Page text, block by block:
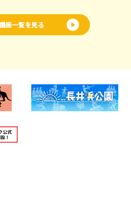
座一覧を見る